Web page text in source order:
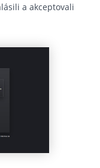
a akceptovali